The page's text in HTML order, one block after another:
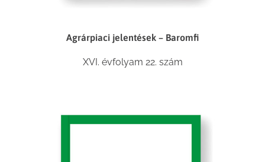
Agrárpiaci jelentések – Baromfi
XVI. évfolyam 22. szám